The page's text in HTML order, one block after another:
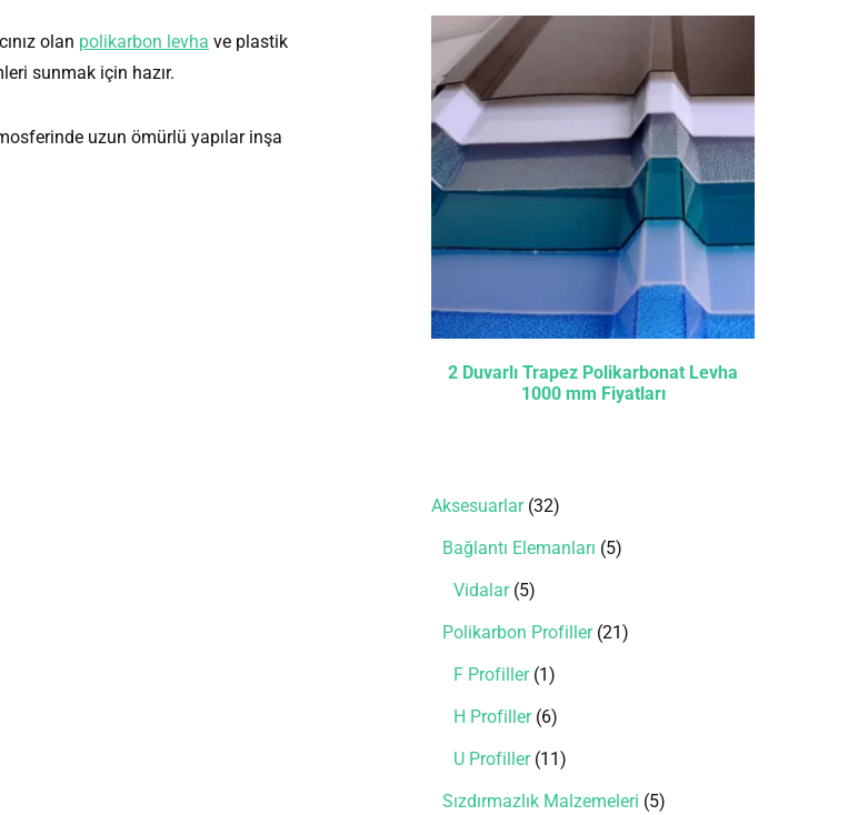
olan polikarbon levha ve plastik
sunmak için hazır.
uzun ömürlü yapılar inşa
2 Duvarlı Trapez Polikarbonat Levha
1000 mm Fiyatları
Aksesuarlar 32
Bağlantı Elemanları 5
Vidalar 5
Polikarbon Profiller 21
F Profiller 1
H Profiller 6
U Profiller 11
Sızdırmazlık Malzemeleri 5